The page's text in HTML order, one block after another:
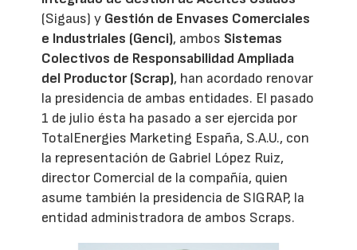
(Sigaus) y Gestión de Envases Comerciales
e Industriales (Genci), ambos Sistemas
Colectivos de Responsabilidad Ampliada
del Productor (Scrap), han acordado renovar
la presidencia de ambas entidades. El pasado
1 de julio ésta ha pasado a ser ejercida por
TotalEnergies Marketing España, S.A.U., con
la representación de Gabriel López Ruiz,
director Comercial de la compañía, quien
asume también la presidencia de SIGRAP, la
entidad administradora de ambos Scraps.